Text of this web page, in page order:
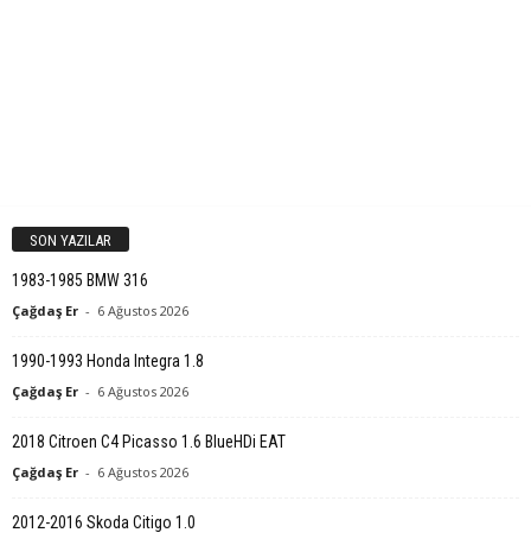
SON YAZILAR
1983-1985 BMW 316
Çağdaş Er - 6 Ağustos 2026
1990-1993 Honda Integra 1.8
Çağdaş Er - 6 Ağustos 2026
2018 Citroen C4 Picasso 1.6 BlueHDi EAT
Çağdaş Er - 6 Ağustos 2026
2012-2016 Skoda Citigo 1.0